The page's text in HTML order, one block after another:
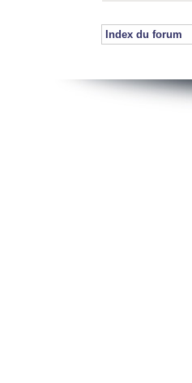
Index du forum